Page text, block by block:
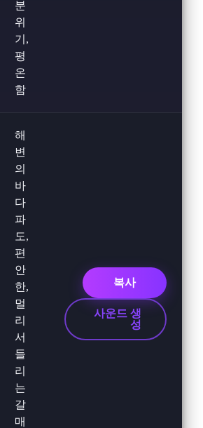
분
위
기,
평
온
함
해
변
의
바
다
파
도,
편
안
한,
멀
리
서
들
리
는
갈
매
복사
사운드 생
성